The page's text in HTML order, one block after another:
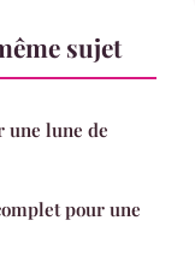
sujet
une lune de
pour une